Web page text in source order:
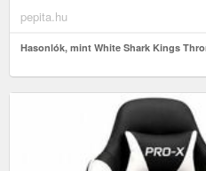
pepita.hu
Hasonlók, mint White Shark Kings